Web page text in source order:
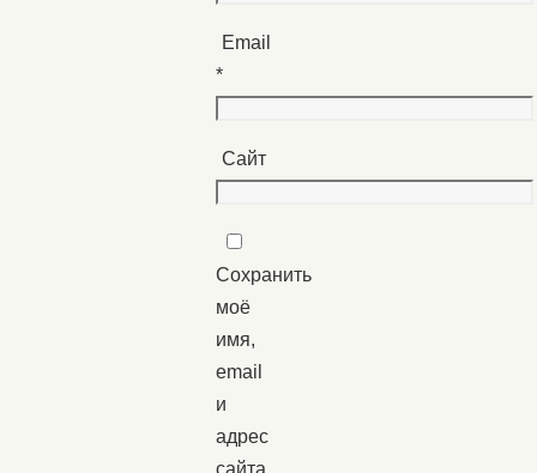
Email
*
Сайт
Сохранить
моё
имя,
email
и
адрес